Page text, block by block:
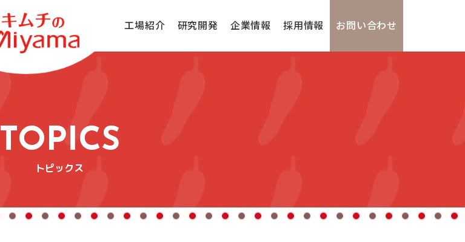
工場紹介 研究開発 企業情報 採用情報 お問い合わせ
TOPICS
トピックス